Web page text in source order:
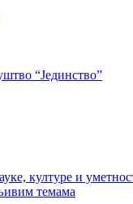
“Јединство”
културе и
темама